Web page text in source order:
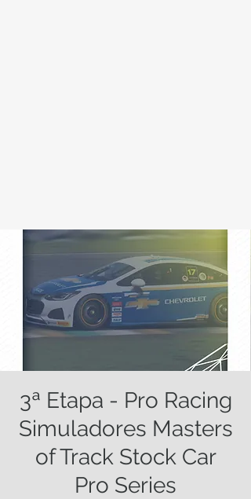
3ª Etapa - Pro Racing
Simuladores Masters
of Track Stock Car
Pro Series